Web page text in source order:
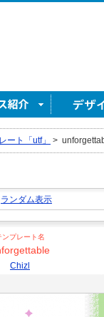
ート「utf」 >
ランダム表示
ンプレート名
Chizl